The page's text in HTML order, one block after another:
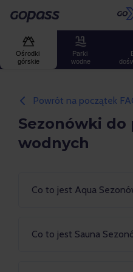
Gopass
Ośrodki
górskie
Parki
wodne
Powrót na początek
Sezonówki do
wodnych
Co to jest Aqua
Co to jest Sauna